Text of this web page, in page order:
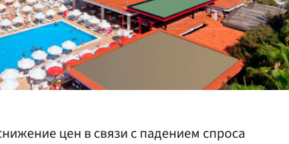
цен в связи с падением спроса